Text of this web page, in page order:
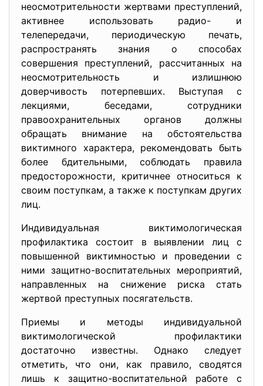
неосмотрительности жертвами преступлений,
активнее использовать радио- и
телепередачи, периодическую печать,
распространять знания о способах
совершения преступлений, рассчитанных на
неосмотрительность и излишнюю
доверчивость потерпевших. Выступая с
лекциями, беседами, сотрудники
правоохранительных органов должны
обращать внимание на обстоятельства
виктимного характера, рекомендовать быть
более бдительными, соблюдать правила
предосторожности, критичнее относиться к
своим поступкам, а также к поступкам других
лиц.
Индивидуальная виктимологическая
профилактика состоит в выявлении лиц с
повышенной виктимностью и проведении с
ними защитно-воспитательных мероприятий,
направленных на снижение риска стать
жертвой преступных посягательств.
Приемы и методы индивидуальной
виктимологической профилактики
достаточно известны. Однако следует
отметить, что они, как правило, сводятся
лишь к защитно-воспитательной работе с